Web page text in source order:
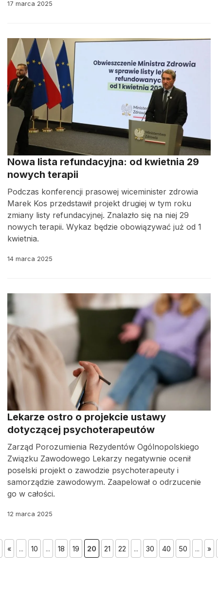
17 marca 2025
Nowa lista refundacyjna: od kwietnia 29
nowych terapii
Podczas konferencji prasowej wiceminister zdrowia
Marek Kos przedstawił projekt drugiej w tym roku
zmiany listy refundacyjnej. Znalazło się na niej 29
nowych terapii. Wykaz będzie obowiązywać już od 1
kwietnia.
14 marca 2025
Lekarze ostro o projekcie ustawy
dotyczącej psychoterapeutów
Zarząd Porozumienia Rezydentów Ogólnopolskiego
Związku Zawodowego Lekarzy negatywnie ocenił
poselski projekt o zawodzie psychoterapeuty i
samorządzie zawodowym. Zaapelował o odrzucenie
go w całości.
12 marca 2025
« ... 10 ... 18 19 20 21 22 ... 30 40 50 ... »